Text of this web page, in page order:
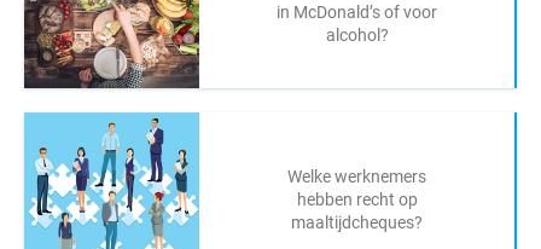
in McDonald’s of voor
alcohol?
Welke werknemers
hebben recht op
maaltijdcheques?